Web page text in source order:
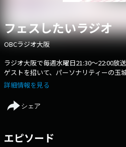
フェスしたいラジオ
OBCラジオ大阪
ラジオ大阪で毎週水曜日21:30～22:00放
ゲストを招いて、パーソナリティーの玉
を繰り広げるラジオ番組です。配信：毎
月2日）出演：玉城穂乃華、大北準也メ
組公式Xhttps://x.com/OBCfesradio
詳細情報を見る
シェア
エピソード